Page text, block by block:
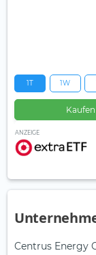
1T 1W
Kaufen
ANZEIGE
Centrus Energy